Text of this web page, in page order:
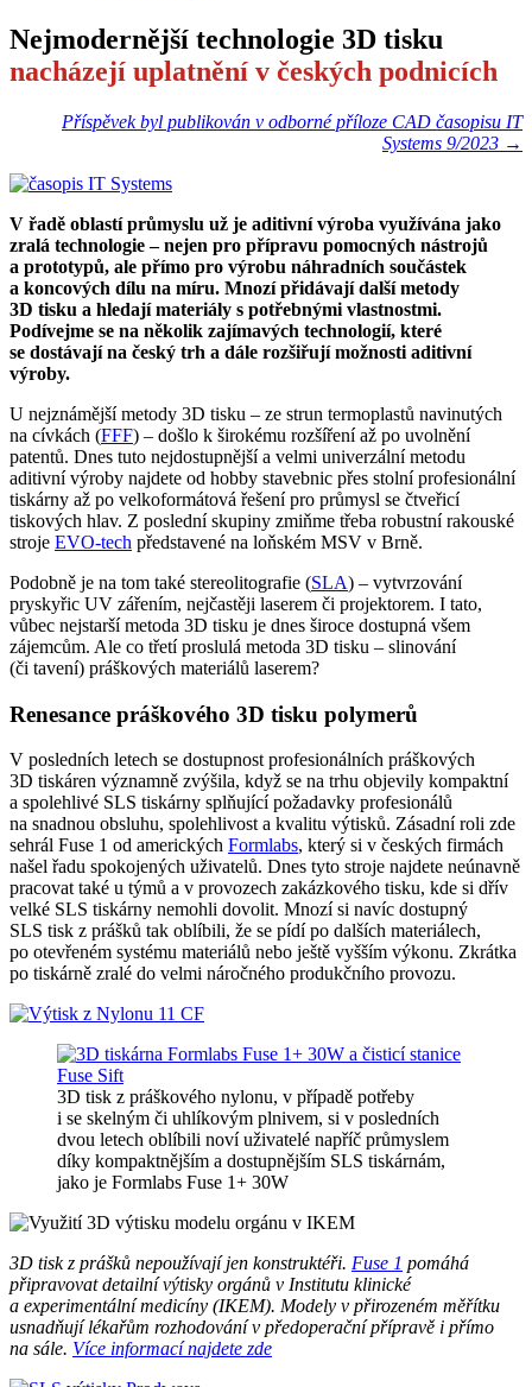
Nejmodernější technologie 3D tisku
nacházejí uplatnění v českých podnicích
Příspěvek byl publikován v odborné příloze CAD časopisu IT
Systems 9/2023 →
V řadě oblastí průmyslu už je aditivní výroba využívána jako
zralá technologie – nejen pro přípravu pomocných nástrojů
a prototypů, ale přímo pro výrobu náhradních součástek
a koncových dílu na míru. Mnozí přidávají další metody
3D tisku a hledají materiály s potřebnými vlastnostmi.
Podívejme se na několik zajímavých technologií, které
se dostávají na český trh a dále rozšiřují možnosti aditivní
výroby.
U nejznámější metody 3D tisku – ze strun termoplastů navinutých
na cívkách (FFF) – došlo k širokému rozšíření až po uvolnění
patentů. Dnes tuto nejdostupnější a velmi univerzální metodu
aditivní výroby najdete od hobby stavebnic přes stolní profesionální
tiskárny až po velkoformátová řešení pro průmysl se čtveřicí
tiskových hlav. Z poslední skupiny zmiňme třeba robustní rakouské
stroje EVO-tech představené na loňském MSV v Brně.
Podobně je na tom také stereolitografie (SLA) – vytvrzování
pryskyřic UV zářením, nejčastěji laserem či projektorem. I tato,
vůbec nejstarší metoda 3D tisku je dnes široce dostupná všem
zájemcům. Ale co třetí proslulá metoda 3D tisku – slinování
(či tavení) práškových materiálů laserem?
Renesance práškového 3D tisku polymerů
V posledních letech se dostupnost profesionálních práškových
3D tiskáren významně zvýšila, když se na trhu objevily kompaktní
a spolehlivé SLS tiskárny splňující požadavky profesionálů
na snadnou obsluhu, spolehlivost a kvalitu výtisků. Zásadní roli zde
sehrál Fuse 1 od amerických Formlabs, který si v českých firmách
našel řadu spokojených uživatelů. Dnes tyto stroje najdete neúnavně
pracovat také u týmů a v provozech zakázkového tisku, kde si dřív
velké SLS tiskárny nemohli dovolit. Mnozí si navíc dostupný
SLS tisk z prášků tak oblíbili, že se pídí po dalších materiálech,
po otevřeném systému materiálů nebo ještě vyšším výkonu. Zkrátka
po tiskárně zralé do velmi náročného produkčního provozu.
3D tisk z práškového nylonu, v případě potřeby
i se skelným či uhlíkovým plnivem, si v posledních
dvou letech oblíbili noví uživatelé napříč průmyslem
díky kompaktnějším a dostupnějším SLS tiskárnám,
jako je Formlabs Fuse 1+ 30W
3D tisk z prášků nepoužívají jen konstruktéři. Fuse 1 pomáhá
připravovat detailní výtisky orgánů v Institutu klinické
a experimentální medicíny (IKEM). Modely v přirozeném měřítku
usnadňují lékařům rozhodování v předoperační přípravě i přímo
na sále. Více informací najdete zde